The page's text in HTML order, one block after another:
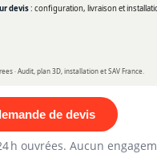
devis: configuration, livraison et
· Audit, plan 3D, installation et SAV France.
de devis
h ouvrées. Aucun